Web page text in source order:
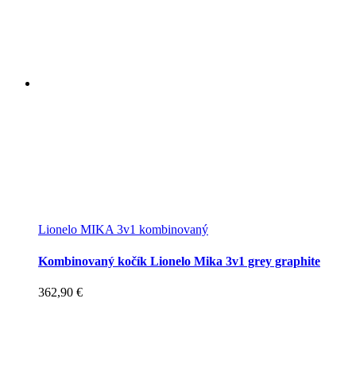
Lionelo MIKA 3v1 kombinovaný
Kombinovaný kočík Lionelo Mika 3v1 grey graphite
362,90 €